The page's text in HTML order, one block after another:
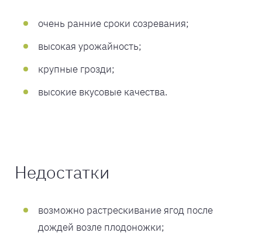
очень ранние сроки созревания;
высокая урожайность;
крупные грозди;
высокие вкусовые качества.
Недостатки
возможно растрескивание ягод после
дождей возле плодоножки;